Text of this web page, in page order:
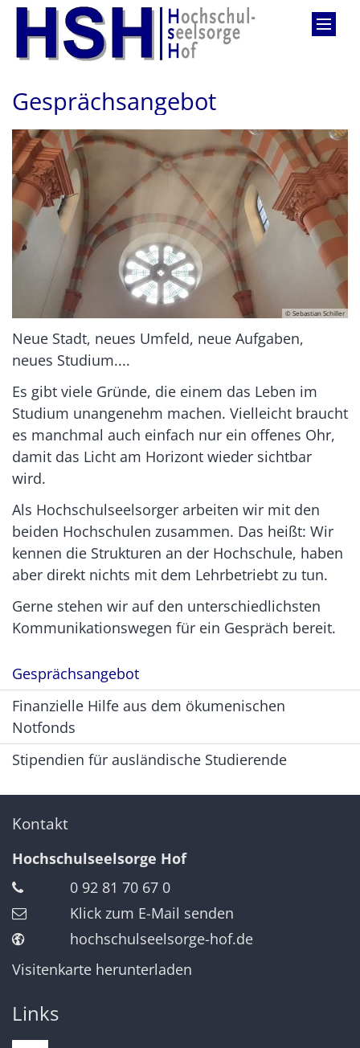
Zum Inhalt springen
Gesprächsangebot
© Sebastian Schiller
Neue Stadt, neues Umfeld, neue Aufgaben,
neues Studium....
Es gibt viele Gründe, die einem das Leben im
Studium unangenehm machen. Vielleicht braucht
es manchmal auch einfach nur ein offenes Ohr,
damit das Licht am Horizont wieder sichtbar
wird.
Als Hochschulseelsorger arbeiten wir mit den
beiden Hochschulen zusammen. Das heißt: Wir
kennen die Strukturen an der Hochschule, haben
aber direkt nichts mit dem Lehrbetriebt zu tun.
Gerne stehen wir auf den unterschiedlichsten
Kommunikationswegen für ein Gespräch bereit.
Gesprächsangebot
Finanzielle Hilfe aus dem ökumenischen
Notfonds
Stipendien für ausländische Studierende
Kontakt
Hochschulseelsorge Hof
0 92 81 70 67 0
Klick zum E-Mail senden
hochschulseelsorge-hof.de
Visitenkarte herunterladen
Links